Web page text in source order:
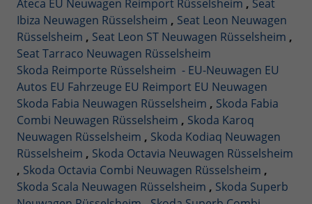
Ateca EU Neuwagen Reimport Rüsselsheim , Seat
Ibiza Neuwagen Rüsselsheim , Seat Leon Neuwagen
Rüsselsheim , Seat Leon ST Neuwagen Rüsselsheim ,
Seat Tarraco Neuwagen Rüsselsheim
Skoda Reimporte Rüsselsheim - EU-Neuwagen EU
Autos EU Fahrzeuge EU Reimport EU Neuwagen
Skoda Fabia Neuwagen Rüsselsheim , Skoda Fabia
Combi Neuwagen Rüsselsheim , Skoda Karoq
Neuwagen Rüsselsheim , Skoda Kodiaq Neuwagen
Rüsselsheim , Skoda Octavia Neuwagen Rüsselsheim
, Skoda Octavia Combi Neuwagen Rüsselsheim ,
Skoda Scala Neuwagen Rüsselsheim , Skoda Superb